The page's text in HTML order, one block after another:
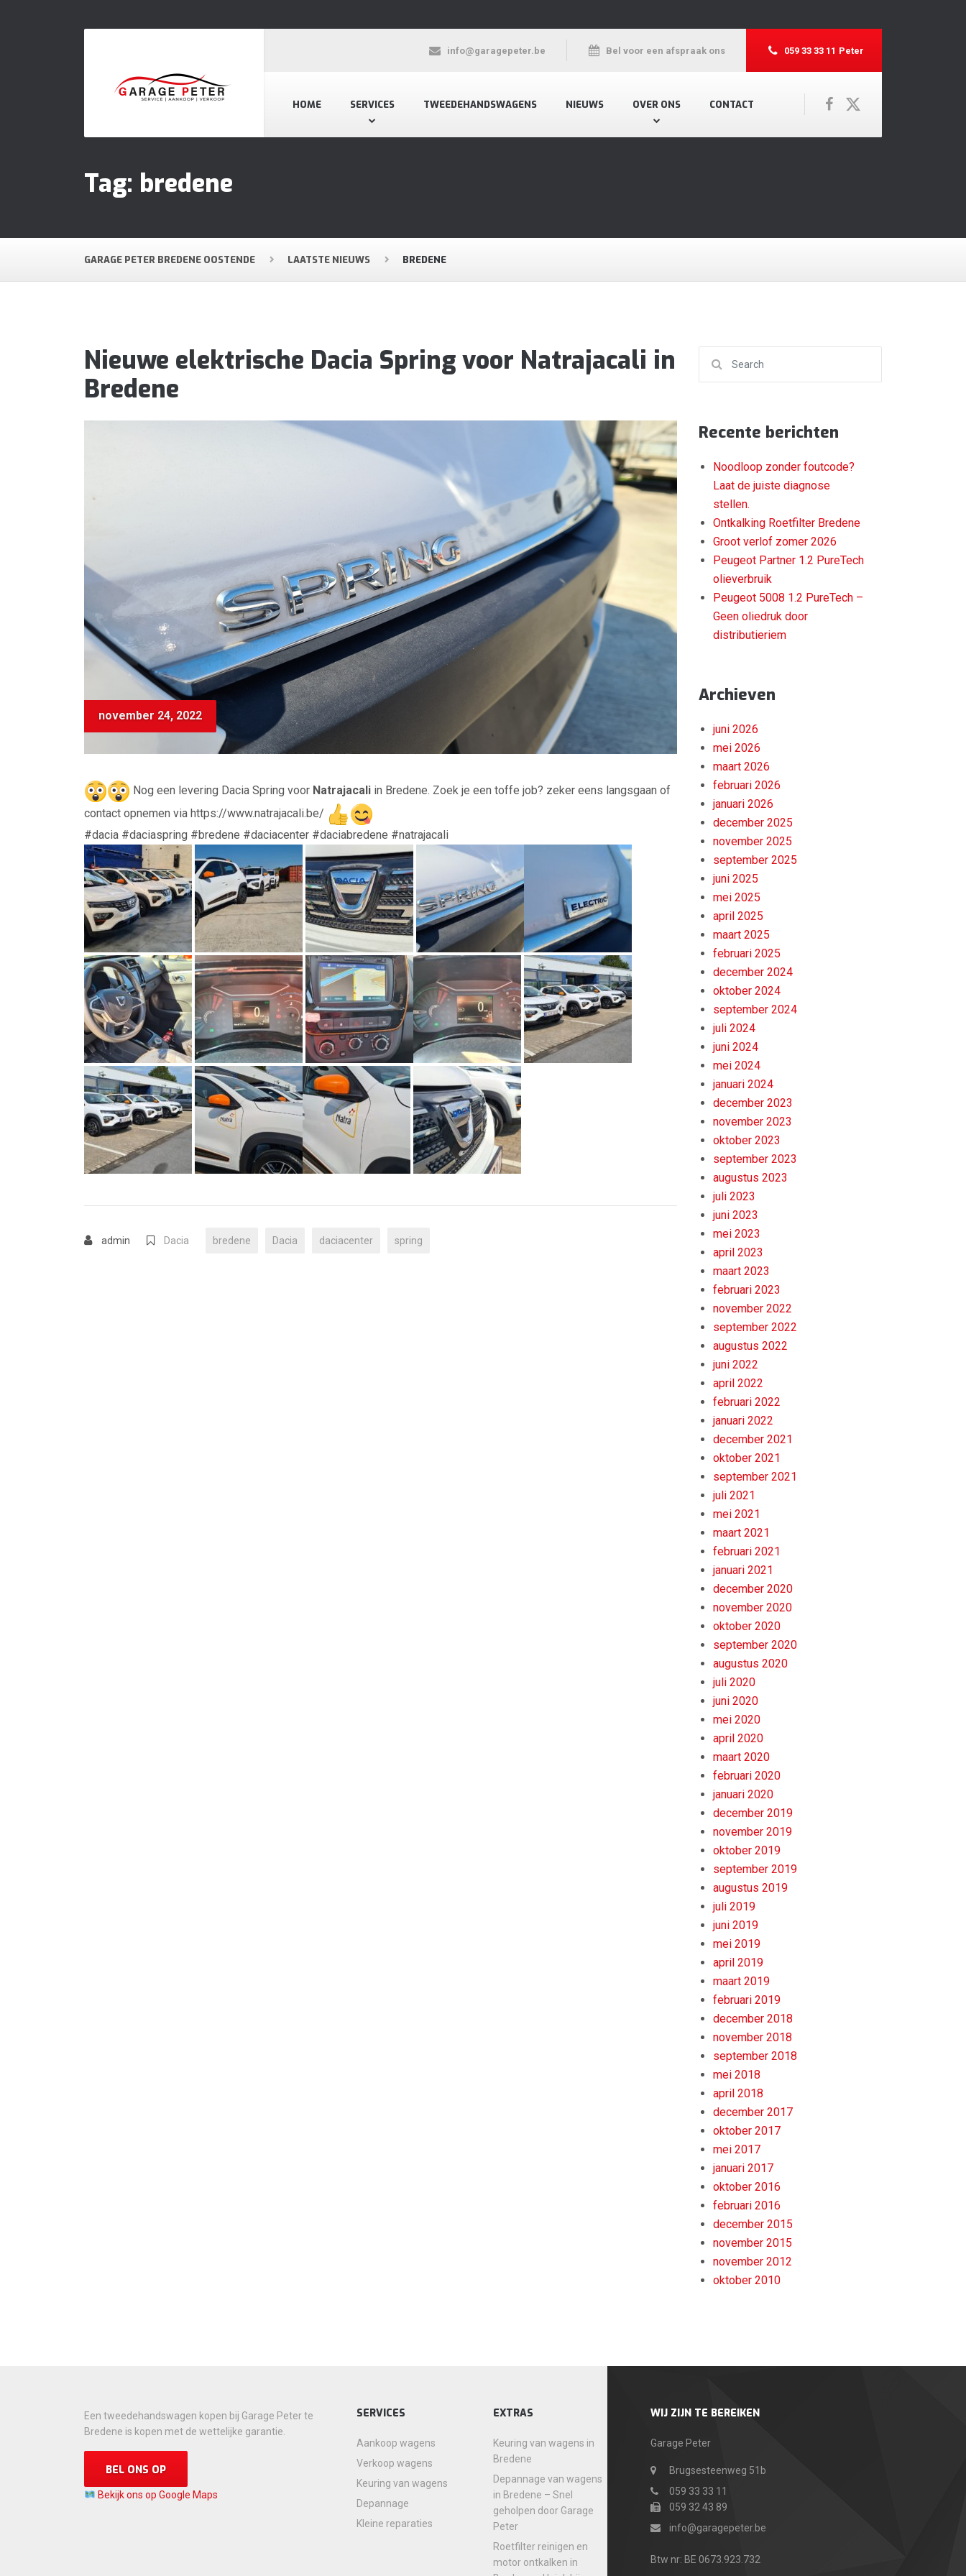
HOME SERVICES TWEEDEHANDSWAGENS NIEUWS OVER ONS CONTACT
info@garagepeter.be Bel voor een afspraak ons 059 33 33 11 Peter
Tag: bredene
GARAGE PETER BREDENE OOSTENDE LAATSTE NIEUWS BREDENE
Nieuwe elektrische Dacia Spring voor Natrajacali in
Bredene
november 24, 2022
Nog een levering Dacia Spring voor Natrajacali in Bredene. Zoek je een toffe job? zeker eens langsgaan of
contact opnemen via https://www.natrajacali.be/
#dacia #daciaspring #bredene #daciacenter #daciabredene #natrajacali
admin Dacia bredene Dacia daciacenter spring
Recente berichten
Noodloop zonder foutcode?
Laat de juiste diagnose
stellen.
Ontkalking Roetfilter Bredene
Groot verlof zomer 2026
Peugeot Partner 1.2 PureTech
olieverbruik
Peugeot 5008 1.2 PureTech –
Geen oliedruk door
distributieriem
Archieven
juni 2026
mei 2026
maart 2026
februari 2026
januari 2026
december 2025
november 2025
september 2025
juni 2025
mei 2025
april 2025
maart 2025
februari 2025
december 2024
oktober 2024
september 2024
juli 2024
juni 2024
mei 2024
januari 2024
december 2023
november 2023
oktober 2023
september 2023
augustus 2023
juli 2023
juni 2023
mei 2023
april 2023
maart 2023
februari 2023
november 2022
september 2022
augustus 2022
juni 2022
april 2022
februari 2022
januari 2022
december 2021
oktober 2021
september 2021
juli 2021
mei 2021
maart 2021
februari 2021
januari 2021
december 2020
november 2020
oktober 2020
september 2020
augustus 2020
juli 2020
juni 2020
mei 2020
april 2020
maart 2020
februari 2020
januari 2020
december 2019
november 2019
oktober 2019
september 2019
augustus 2019
juli 2019
juni 2019
mei 2019
april 2019
maart 2019
februari 2019
december 2018
november 2018
september 2018
mei 2018
april 2018
december 2017
oktober 2017
mei 2017
januari 2017
oktober 2016
februari 2016
december 2015
november 2015
november 2012
oktober 2010
WIJ ZIJN TE BEREIKEN
Garage Peter
Brugsesteenweg 51b
059 33 33 11
059 32 43 89
info@garagepeter.be
Btw nr: BE 0673.923.732
Een tweedehandswagen kopen bij Garage Peter te
Bredene is kopen met de wettelijke garantie.
BEL ONS OP
Bekijk ons op Google Maps
SERVICES
Aankoop wagens
Verkoop wagens
Keuring van wagens
Depannage
Kleine reparaties
EXTRAS
Keuring van wagens in
Bredene
Depannage van wagens
in Bredene – Snel
geholpen door Garage
Peter
Roetfilter reinigen en
motor ontkalken in